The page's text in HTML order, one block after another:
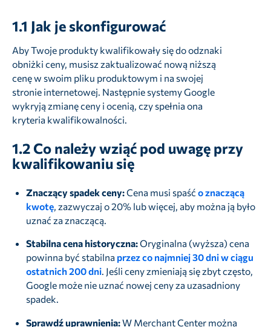
1.1 Jak je skonfigurować
Aby Twoje produkty kwalifikowały się do odznaki
obniżki ceny, musisz zaktualizować nową niższą
cenę w swoim pliku produktowym i na swojej
stronie internetowej. Następnie systemy Google
wykryją zmianę ceny i ocenią, czy spełnia ona
kryteria kwalifikowalności.
1.2Co należy wziąć pod uwagę przy
kwalifikowaniu się
Znaczący spadek ceny:Cena musi spaśćo znaczącą
kwotę , zazwyczaj o 20% lub więcej, aby można ją było
uznać za znaczącą.
Stabilna cena historyczna:Oryginalna (wyższa) cena
powinna być stabilna przez co najmniej 30 dni w ciągu
ostatnich 200 dni. Jeśli ceny zmieniają się zbyt często,
Google może nie uznać nowej ceny za uzasadniony
spadek.
Sprawdź uprawnienia:W Merchant Center można